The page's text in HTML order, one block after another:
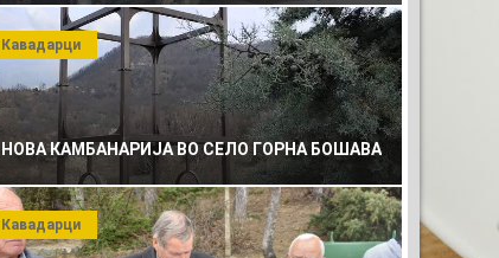
НОВА КАМБАНАРИЈА ВО СЕЛО ГОРНА БОШАВА
Кавадарци
Кавадарци